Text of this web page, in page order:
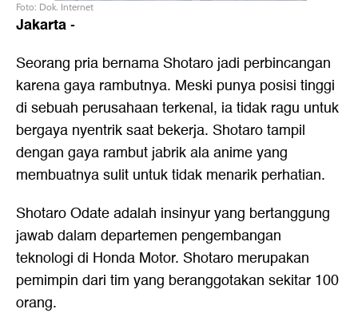
Foto: Dok. Internet
Jakarta-
Seorang pria bernama Shotaro jadi perbincangan
karena gaya rambutnya. Meski punya posisi tinggi
di sebuah perusahaan terkenal, ia tidak ragu untuk
bergaya nyentrik saat bekerja. Shotaro tampil
dengan gaya rambut jabrik ala anime yang
membuatnya sulit untuk tidak menarik perhatian.
Shotaro Odate adalah insinyur yang bertanggung
jawab dalam departemen pengembangan
teknologi di Honda Motor. Shotaro merupakan
pemimpin dari tim yang beranggotakan sekitar 100
orang.